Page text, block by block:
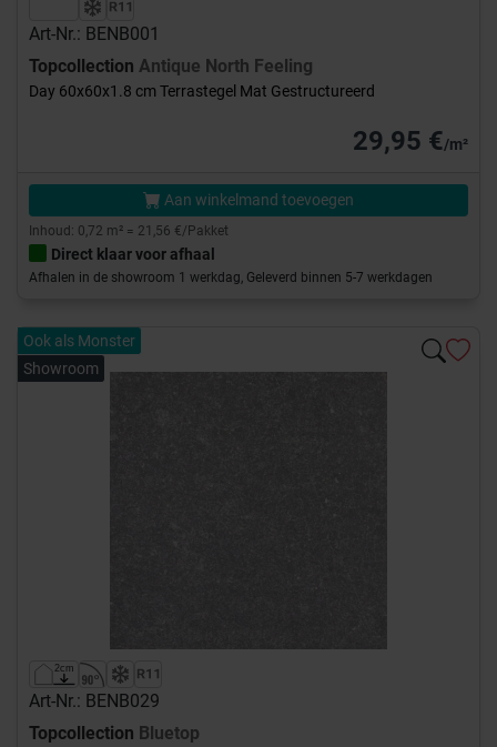
Art-Nr.: BENB001
Topcollection Antique North Feeling
Day 60x60x1.8 cm Terrastegel Mat Gestructureerd
29,95 €/m²
Aan winkelmand toevoegen
Inhoud: 0,72 m² = 21,56 €/Pakket
Direct klaar voor afhaal
Afhalen in de showroom 1 werkdag, Geleverd binnen 5-7 werkdagen
Ook als Monster
Showroom
Art-Nr.: BENB029
Topcollection Bluetop